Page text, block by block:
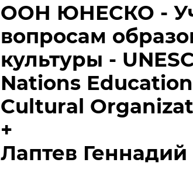
ООН ЮНЕСКО -
вопросам
культуры -
Nations
Cultural
+
Лаптев Геннадий